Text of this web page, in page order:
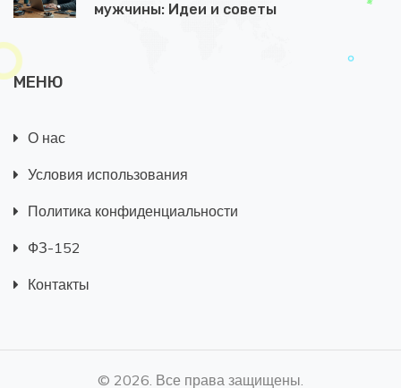
мужчины: Идеи и советы
МЕНЮ
О нас
Условия использования
Политика конфиденциальности
ФЗ-152
Контакты
© 2026. Все права защищены.